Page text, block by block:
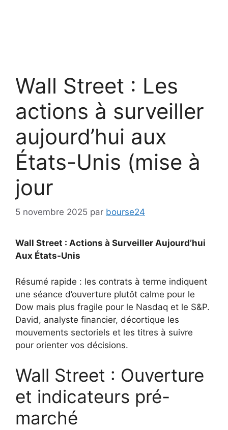
Wall Street : Les
actions à surveiller
aujourd’hui aux
États-Unis (mise à
jour
5 novembre 2025 par bourse24
Wall Street : Actions à Surveiller Aujourd’hui
Aux États-Unis
Résumé rapide : les contrats à terme indiquent
une séance d’ouverture plutôt calme pour le
Dow mais plus fragile pour le Nasdaq et le S&P.
David, analyste financier, décortique les
mouvements sectoriels et les titres à suivre
pour orienter vos décisions.
Wall Street : Ouverture
et indicateurs pré-
marché